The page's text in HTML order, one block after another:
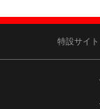
特設サイト